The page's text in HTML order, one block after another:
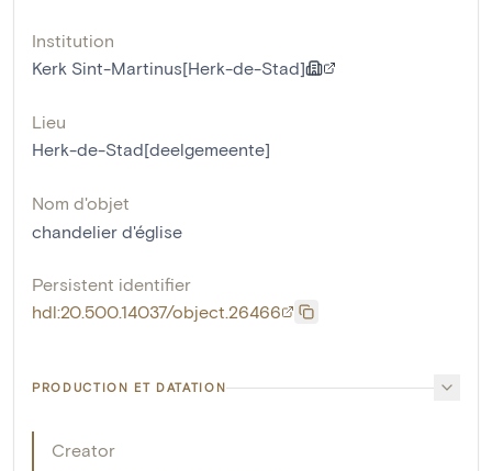
Institution
Kerk Sint-Martinus[Herk-de-Stad]
Lieu
Herk-de-Stad[deelgemeente]
Nom d'objet
chandelier d'église
Persistent identifier
hdl:20.500.14037/object.26466
PRODUCTION ET DATATION
Creator